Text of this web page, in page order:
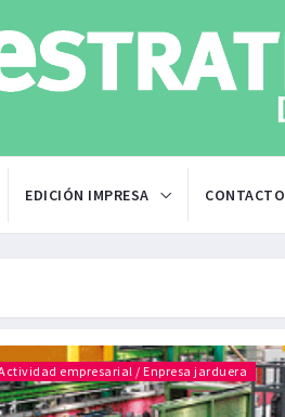
EDICIÓN IMPRESA CONTACTO
empresarial / Enpresa jarduera